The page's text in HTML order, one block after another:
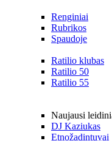
Renginiai
Rubrikos
Spaudoje
Ratilio klubas
Ratilio 50
Ratilio 55
Naujausi
DJ Kaziukas
Etnožadintuvai